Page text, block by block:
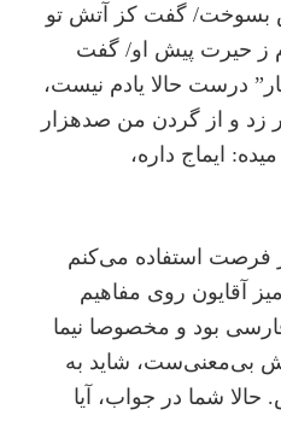
بسوخت/ گفت کز آتش تو
ز حیرت پیش او/ گفت
درست حالا یادم نیست،
زد و از گردن من صدهزار
ایماج داره،
فرصت استفاده می‌کنم
آقایون روی مفاهیم
بود و مخصوصا نیما
بی‌معنی‌ست، شاید به
شما در جواب، آیا